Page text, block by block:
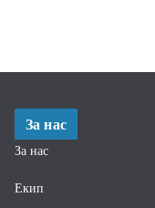
За нас
За нас
Екип